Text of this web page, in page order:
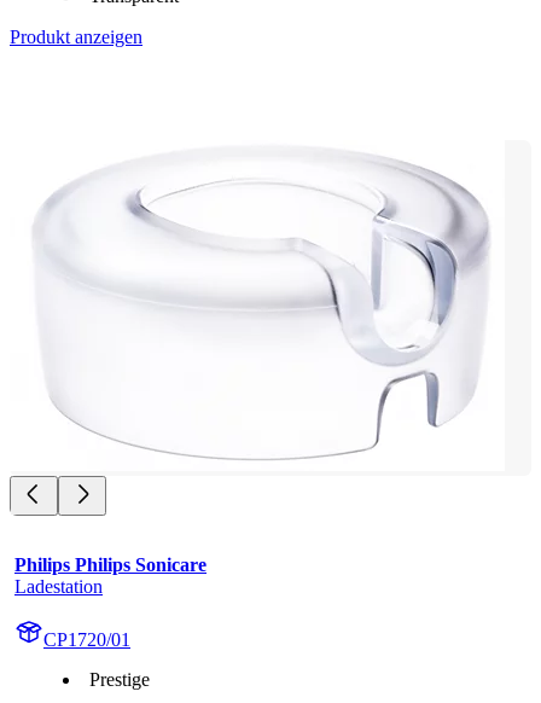
Produkt anzeigen
Philips Philips Sonicare
Ladestation
CP1720/01
Prestige